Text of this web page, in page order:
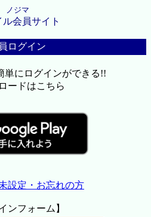
ノジマ
ル会員サイト
ログイン
単にログインができる!!
ードはこちら
設定・お忘れの方
ンフォーム】